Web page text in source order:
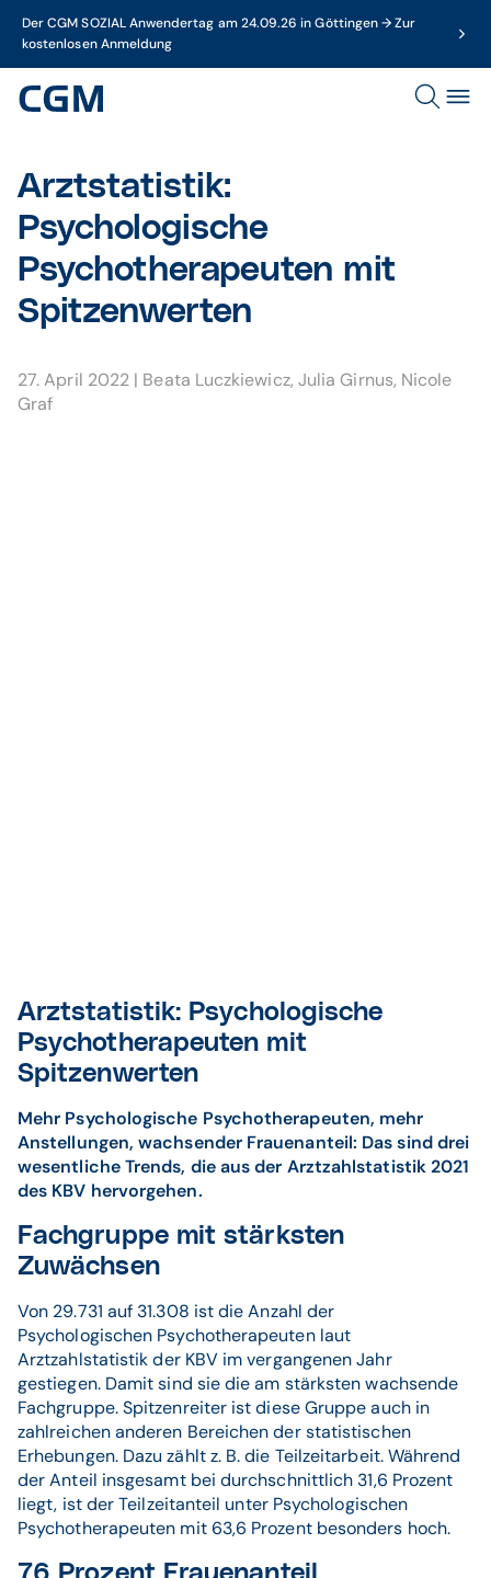
Der CGM SOZIAL Anwendertag am 24.09.26 in Göttingen → Zur
kostenlosen Anmeldung
Arztstatistik:
Psychologische
Psychotherapeuten mit
Spitzenwerten
27. April 2022 | Beata Luczkiewicz, Julia Girnus, Nicole
Graf
Arztstatistik: Psychologische
Psychotherapeuten mit
Spitzenwerten
Mehr Psychologische Psychotherapeuten, mehr
Anstellungen, wachsender Frauenanteil: Das sind drei
wesentliche Trends, die aus der Arztzahlstatistik 2021
des KBV hervorgehen.
Fachgruppe mit stärksten
Zuwächsen
Von 29.731 auf 31.308 ist die Anzahl der
Psychologischen Psychotherapeuten laut
Arztzahlstatistik der KBV im vergangenen Jahr
gestiegen. Damit sind sie die am stärksten wachsende
Fachgruppe. Spitzenreiter ist diese Gruppe auch in
zahlreichen anderen Bereichen der statistischen
Erhebungen. Dazu zählt z. B. die Teilzeitarbeit. Während
der Anteil insgesamt bei durchschnittlich 31,6 Prozent
liegt, ist der Teilzeitanteil unter Psychologischen
Psychotherapeuten mit 63,6 Prozent besonders hoch.